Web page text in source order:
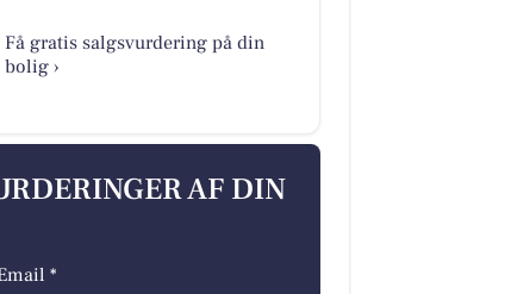
Få gratis salgsvurdering på din
bolig ›
AF DIN
*